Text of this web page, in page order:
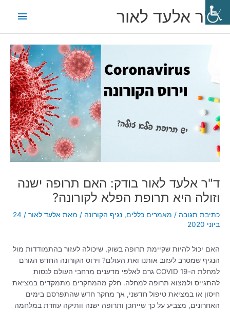
לתוכןד"ר אלעד לאור
ראשי
ד"ר אלעד לאור בודק: האם תרופה ישנה
וזולה היא תרופת הפלא לקורונה?
כתיבת תגובה / מאמרים כללים, נגיף הקורונה / מאת אלעד לאור /
24
ביוני 2020
האם יכול להיות שקיימת תרופה בשוק, שיכולה לעזור בהתמודדות מול
הנגיף שמסרב לעזוב אותנו ואת העולם? וירוס הקורונה החדש הגורם
למחלת ה-COVID 19 גרם לאלפי מדענים מרחבי העולם לנסות
להתגייס ולמצוא תרופה למחלה. חלק מהמחקרים מתמקדים במציאת
חיסון או במציאת טיפול חדשני, אך מחקר חדש שהתפרסם בימים
האחרונים, מצביע על כך שייתכן ותרופה ישנה וותיקה עוזרת במלחמה